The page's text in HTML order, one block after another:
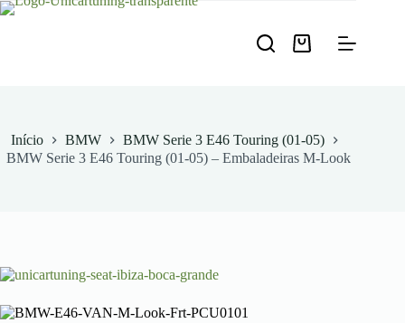
Pular
Carrinho
Início BMW
BMW Serie 3 E46 Touring (01-05)
BMW Serie 3 E46 Touring (01-05) – Embaladeiras M-Look